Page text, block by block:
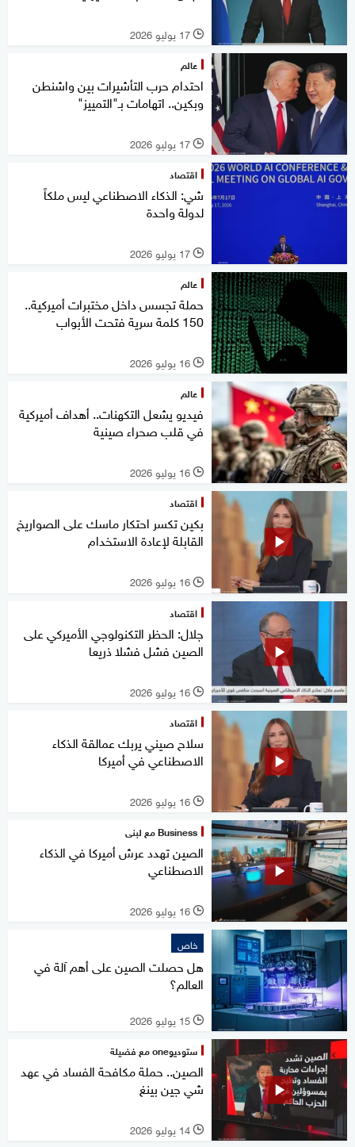
l 17 يوليو 2026
عالم
احتدام حرب التأشيرات بين واشنطن
وبكين.. اتهامات بـ"التمييز"
l 17 يوليو 2026
اقتصاد
شي: الذكاء الاصطناعي ليس ملكاً
لدولة واحدة
l 17 يوليو 2026
عالم
حملة تجسس داخل مختبرات أميركية..
150 كلمة سرية فتحت الأبواب
l 16 يوليو 2026
عالم
فيديو يشعل التكهنات.. أهداف أميركية
في قلب صحراء صينية
l 16 يوليو 2026
اقتصاد
بكين تكسر احتكار ماسك على الصواريخ
القابلة لإعادة الاستخدام
l 16 يوليو 2026
اقتصاد
جلال: الحظر التكنولوجي الأميركي على
الصين فشل فشلا ذريعا
l 16 يوليو 2026
اقتصاد
سلاح صيني يربك عمالقة الذكاء
الاصطناعي في أميركا
l 16 يوليو 2026
Business مع لبنى
الصين تهدد عرش أميركا في الذكاء
الاصطناعي
l 16 يوليو 2026
خاص
هل حصلت الصين على أهم آلة في
العالم؟
l 15 يوليو 2026
ستوديوone مع فضيلة
الصين.. حملة مكافحة الفساد في عهد
شي جين بينغ
l 14 يوليو 2026